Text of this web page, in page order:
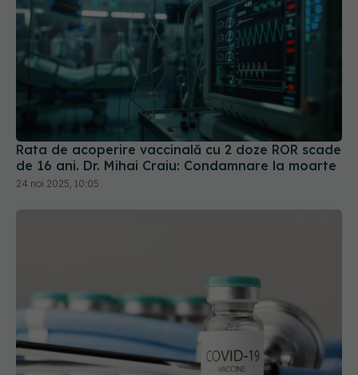
Rata de acoperire vaccinală cu 2 doze ROR scade
de 16 ani. Dr. Mihai Craiu: Condamnare la moarte
24 noi 2025, 10:05